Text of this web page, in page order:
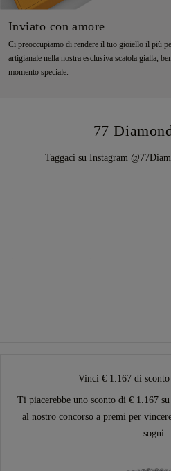
Inviato con amore
Ci preoccupiamo di rendere il tuo gioiello il più
artigianale nella nostra esclusiva scatola gialla,
momento speciale.
77
Taggaci su Instagram
Vinci € 1.167 di
Ti piacerebbe uno sconto di € 1.167
al nostro concorso a premi per
sogni.